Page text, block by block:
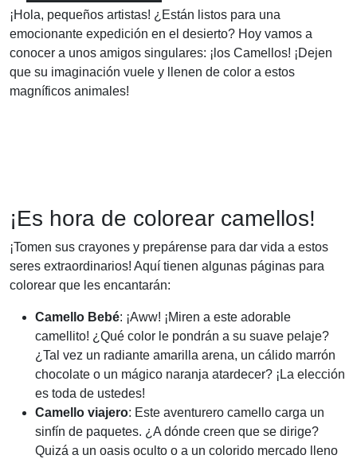
¡Hola, pequeños artistas! ¿Están listos para una
emocionante expedición en el desierto? Hoy vamos a
conocer a unos amigos singulares: ¡los Camellos! ¡Dejen
que su imaginación vuele y llenen de color a estos
magníficos animales!
¡Es hora de colorear camellos!
¡Tomen sus crayones y prepárense para dar vida a estos
seres extraordinarios! Aquí tienen algunas páginas para
colorear que les encantarán:
Camello Bebé: ¡Aww! ¡Miren a este adorable
camellito! ¿Qué color le pondrán a su suave pelaje?
¿Tal vez un radiante amarilla arena, un cálido marrón
chocolate o un mágico naranja atardecer? ¡La elección
es toda de ustedes!
Camello viajero: Este aventurero camello carga un
sinfín de paquetes. ¿A dónde creen que se dirige?
Quizá a un oasis oculto o a un colorido mercado lleno